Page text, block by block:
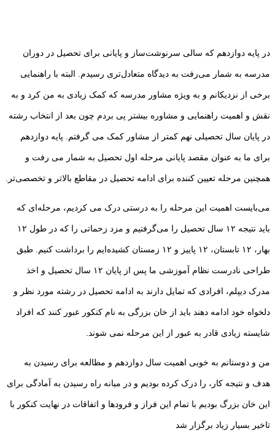
در پایه دوازدهم که سالی سرنوشت‌ساز و پایانی برای تحصیل در دوران
مدرسه به شمار می‌رفت به دیدگاه متعادل‌تری رسیدم. البته با راهنمایی
برخی از نزدیکانم و به ویژه مشاور مدرسه که کمک زیادی به من کرد و به
نقش و اهمیت راهنمایی و مشاوره بیشتر پی بردم چون بعد از انتخاب رشته
در پایان سال تحصیلی نهم کمتر از مشاور کمک می گرفتم. پایه دوازدهم
برای ما به عنوان مقصد پایانی مرحله اول تحصیل به شمار می رفت و
همچنین مرحله تعیین کننده برای ادامه تحصیل در مقاطع بالاتر و تخصصی‌تر.
می‌بایست اهمیت این مرحله را به درستی درک می کردیم، مرحله‌ای که
باید نتیجه ۱۲ سال تحصیل را می‌گرفتیم و مزد زحماتی را که در طول ۱۲
بهار، ۱۲ تابستان، ۱۲ پاییز و ۱۲ زمستان کشیده‌ایم را برداشت کنیم. طبق
طراحی نادرست نظام آموزشی ما پس از پایان ۱۲ سال تحصیل و اخذ
مدرک دیپلم، افرادی که تمایل دارند به ادامه تحصیل در رشته مورد نظر و
دلخواه خود ادامه دهند باید از خان بزرگی به نام کنکور عبور کنند که افراد
شایسته زیادی قادر به عبور از این مرحله نمی شوند.
من و دوستانم به خوبی اهمیت سال دوازدهم و مطالعه برای رسیدن به
هدف و نتیجه کار، را درک کرده بودیم و در میانه راه رسیدن به آمادگی برای
این خان بزرگ بودیم با تمام این فراز و فرودها و اتفاقات در نهایت کنکور با
تاخیر بسیار زیاد برگزار شد